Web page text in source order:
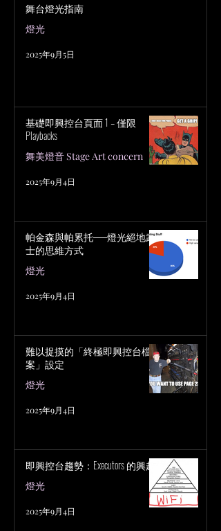
舞台燈光指南
燈光
2025年9月5日
基礎即興控台頁面 1 – 僅限
Playbacks
舞美燈音 Stage Art concern
2025年9月4日
帕金森與帕累托──燈光絕地武
士的思維方式
燈光
2025年9月4日
難以捉摸的「終極即興控台檔
案」設定
燈光
2025年9月4日
即興控台趨勢：Executors 的興起
燈光
2025年9月4日